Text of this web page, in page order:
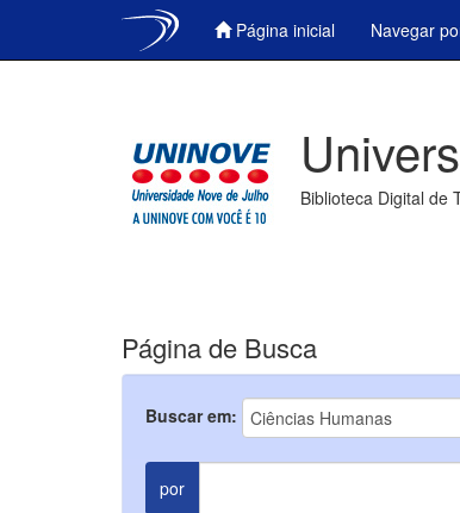
Página inicial Navegar
Biblioteca Digital de
Página de Busca
Buscar em:
por